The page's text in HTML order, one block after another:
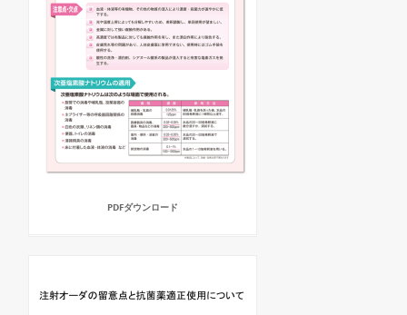
PDFダウンロード